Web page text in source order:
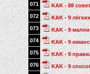
071
KAK - 88
072
KAK - 9
073
KAK - 9
074
KAK - 9
075
KAK - 9
076
KAK - 9